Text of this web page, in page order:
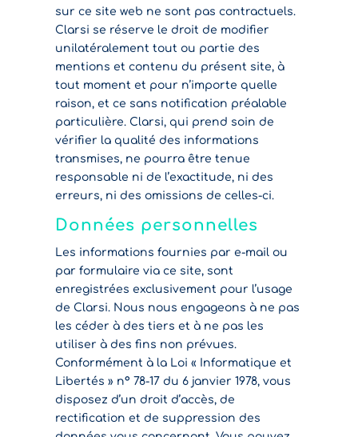
sur ce site web ne sont pas contractuels.
Clarsi se réserve le droit de modifier
unilatéralement tout ou partie des
mentions et contenu du présent site, à
tout moment et pour n’importe quelle
raison, et ce sans notification préalable
particulière. Clarsi, qui prend soin de
vérifier la qualité des informations
transmises, ne pourra être tenue
responsable ni de l’exactitude, ni des
erreurs, ni des omissions de celles-ci.
Données personnelles
Les informations fournies par e-mail ou
par formulaire via ce site, sont
enregistrées exclusivement pour l’usage
de Clarsi. Nous nous engageons à ne pas
les céder à des tiers et à ne pas les
utiliser à des fins non prévues.
Conformément à la Loi « Informatique et
Libertés » n° 78-17 du 6 janvier 1978, vous
disposez d’un droit d’accès, de
rectification et de suppression des